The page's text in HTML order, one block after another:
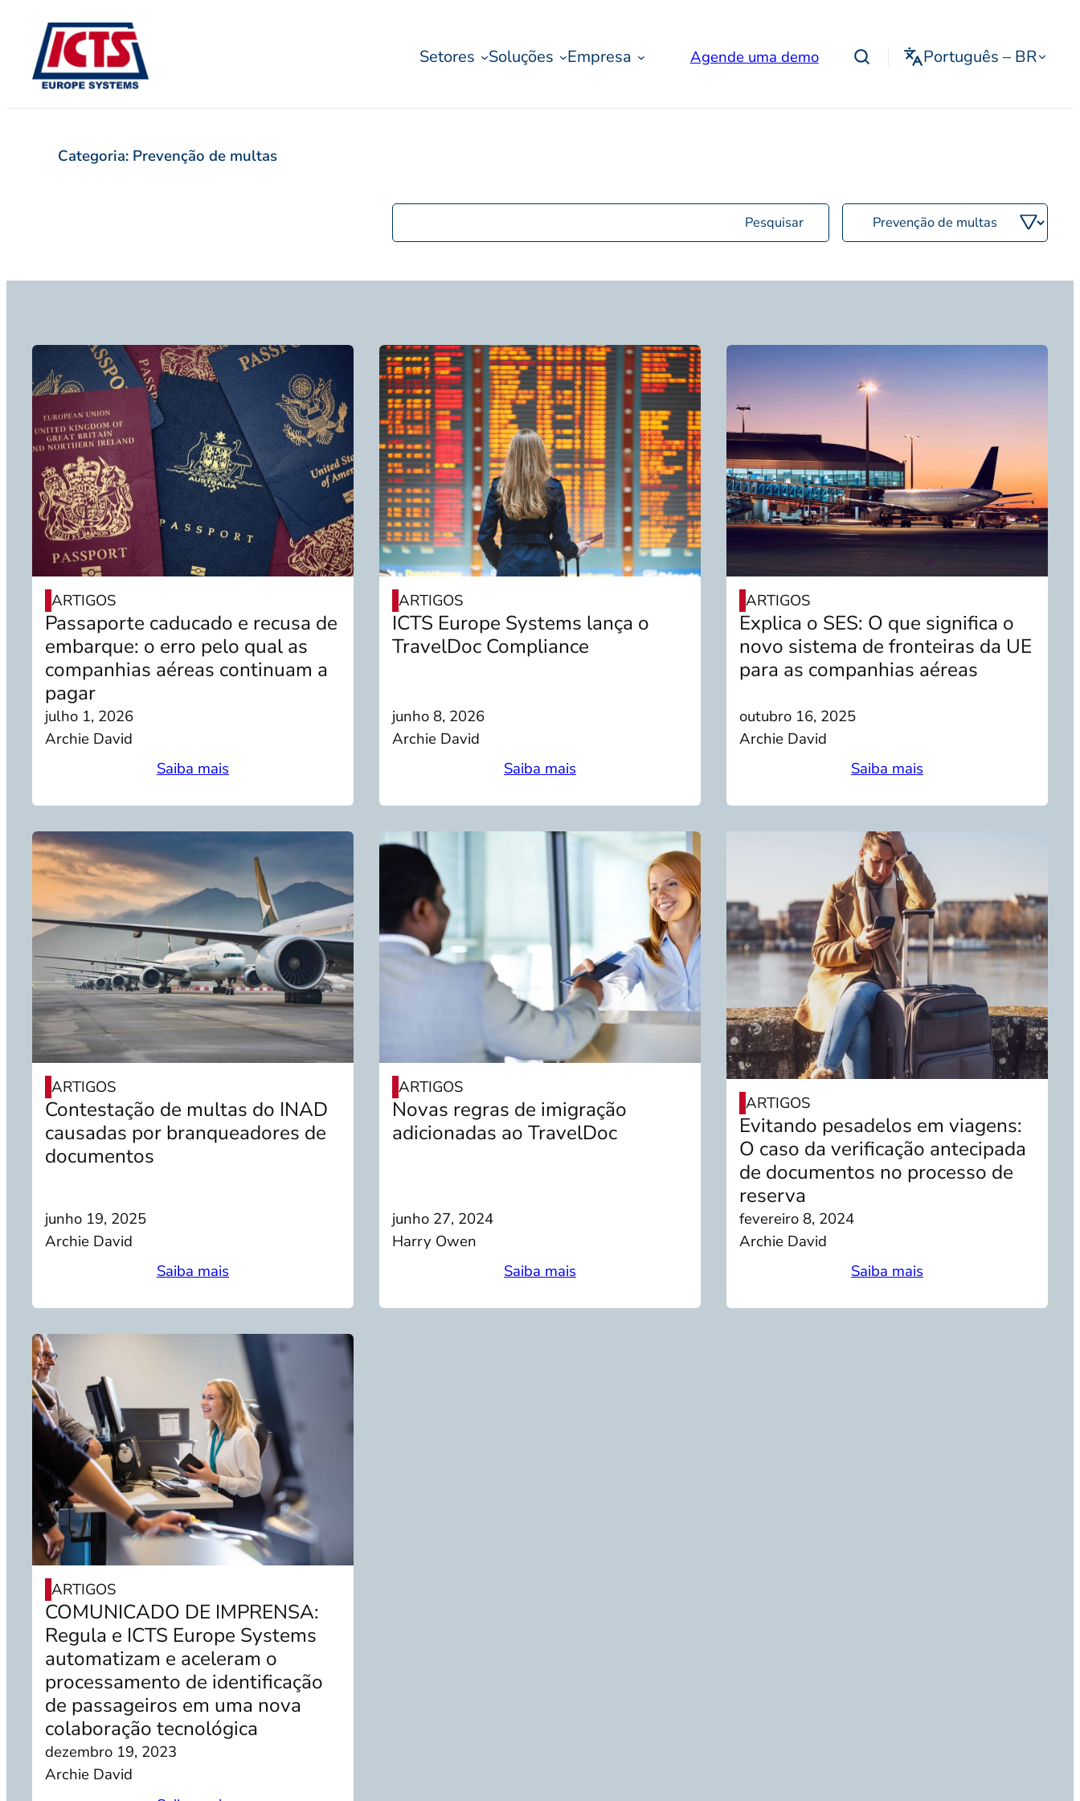
conteúdo
Setores Soluções Empresa Agende uma demo Português – BR
Categoria: Prevenção de multas
Pesquisar
postagens
Filtrar
por
ARTIGOS
Passaporte caducado e recusa de
embarque: o erro pelo qual as
companhias aéreas continuam a
pagar
julho 1, 2026
Archie David
Saiba mais
ARTIGOS
ICTS Europe Systems lança o
TravelDoc Compliance
junho 8, 2026
Archie David
Saiba mais
ARTIGOS
Explica o SES: O que significa o
novo sistema de fronteiras da UE
para as companhias aéreas
outubro 16, 2025
Archie David
Saiba mais
ARTIGOS
Contestação de multas do INAD
causadas por branqueadores de
documentos
junho 19, 2025
Archie David
Saiba mais
ARTIGOS
Novas regras de imigração
adicionadas ao TravelDoc
junho 27, 2024
Harry Owen
Saiba mais
ARTIGOS
Evitando pesadelos em viagens:
O caso da verificação antecipada
de documentos no processo de
reserva
fevereiro 8, 2024
Archie David
Saiba mais
ARTIGOS
COMUNICADO DE IMPRENSA:
Regula e ICTS Europe Systems
automatizam e aceleram o
processamento de identificação
de passageiros em uma nova
colaboração tecnológica
dezembro 19, 2023
Archie David